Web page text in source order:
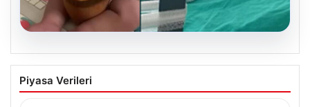
05.08.2026
Domates konservesi bomba gibi patladı,
9 aylık bebeğin vücudu yandı
Piyasa Verileri